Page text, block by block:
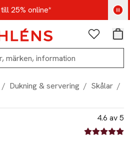
25% online*
- Shoppa nu
Favoriter
/ Dukning & servering / Skålar /
4.6 av 5
4.6 av fem